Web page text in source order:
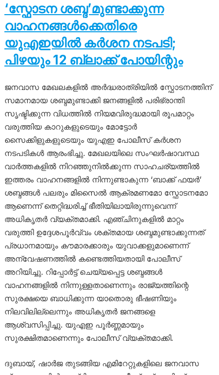
‘സ്ഫോടന ശബ്ദ’മുണ്ടാക്കുന്ന
വാഹനങ്ങൾക്കെതിരെ
യുഎഇയിൽ കർശന നടപടി;
പിഴയും 12 ബ്ലാക്ക് പോയിന്റും
ജനവാസ മേഖലകളിൽ അർദ്ധരാത്രിയിൽ സ്ഫോടനത്തിന്
സമാനമായ ശബ്ദമുണ്ടാക്കി ജനങ്ങളിൽ പരിഭ്രാന്തി
സൃഷ്ടിക്കുന്ന വിധത്തിൽ നിയമവിരുദ്ധമായി രൂപമാറ്റം
വരുത്തിയ കാറുകളുടെയും മോട്ടോർ
സൈക്കിളുകളുടെയും യുഎഇ പോലീസ് കർശന
നടപടികൾ ആരംഭിച്ചു. മേഖലയിലെ സംഘർഷാവസ്ഥ
വാർത്തകളിൽ നിറഞ്ഞുനിൽക്കുന്ന സാഹചര്യത്തിൽ
ഇത്തരം വാഹനങ്ങളിൽ നിന്നുണ്ടാകുന്ന ‘ബാക്ക് ഫയർ’
ശബ്ദങ്ങൾ പലരും മിസൈൽ ആക്രമണമോ സ്ഫോടനമോ
ആണെന്ന് തെറ്റിദ്ധരിച്ച് ഭീതിയിലായിരുന്നുവെന്ന്
അധികൃതർ വ്യക്തമാക്കി. എഞ്ചിനുകളിൽ മാറ്റം
വരുത്തി ഉദ്ദേശപൂർവ്വം ശക്തമായ ശബ്ദമുണ്ടാക്കുന്നത്
പ്രധാനമായും കൗമാരക്കാരും യുവാക്കളുമാണെന്ന്
അന്വേഷണത്തിൽ കണ്ടെത്തിയതായി പോലീസ്
അറിയിച്ചു. റിപ്പോർട്ട് ചെയ്യപ്പെട്ട ശബ്ദങ്ങൾ
വാഹനങ്ങളിൽ നിന്നുള്ളതാണെന്നും രാജ്യത്തിന്റെ
സുരക്ഷയെ ബാധിക്കുന്ന യാതൊരു ഭീഷണിയും
നിലവിലില്ലെന്നും അധികൃതർ ജനങ്ങളെ
ആശ്വസിപ്പിച്ചു. യുഎഇ പൂർണ്ണമായും
സുരക്ഷിതമാണെന്നും പോലീസ് വ്യക്തമാക്കി.
ദുബായ്, ഷാർജ തുടങ്ങിയ എമിറേറ്റുകളിലെ ജനവാസ